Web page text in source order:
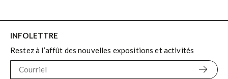
INFOLETTRE
Restez à l’affût des nouvelles expositions et activités